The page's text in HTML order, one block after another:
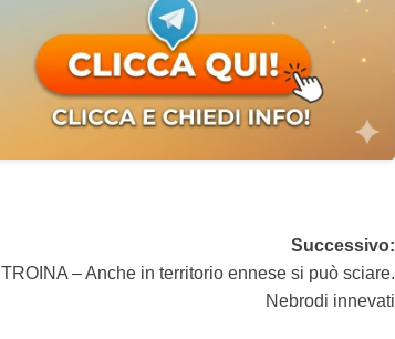
Successivo:
TROINA – Anche in territorio ennese si può sciare.
Nebrodi innevati